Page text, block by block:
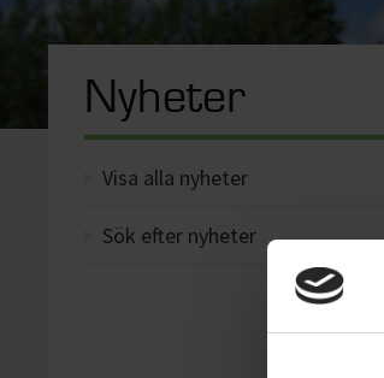
Nyheter
Visa alla nyheter
Sök efter nyheter